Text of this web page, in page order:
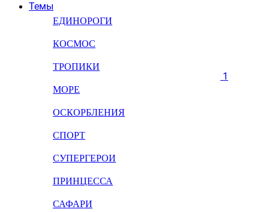
Темы
ЕДИНОРОГИ
КОСМОС
ТРОПИКИ
МОРЕ
ОСКОРБЛЕНИЯ
СПОРТ
СУПЕРГЕРОИ
ПРИНЦЕССА
САФАРИ
1